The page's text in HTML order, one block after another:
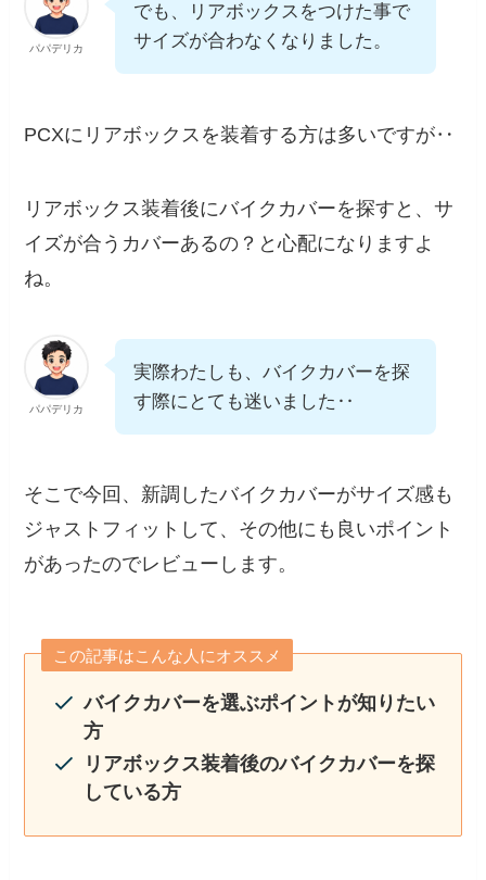
パパデリカ
でも、リアボックスをつけた事で
サイズが合わなくなりました。
PCXにリアボックスを装着する方は多いですが‥
リアボックス装着後にバイクカバーを探すと、サ
イズが合うカバーあるの？と心配になりますよ
ね。
パパデリカ
実際わたしも、バイクカバーを探
す際にとても迷いました‥
そこで今回、新調したバイクカバーがサイズ感も
ジャストフィットして、その他にも良いポイント
があったのでレビューします。
この記事はこんな人にオススメ
バイクカバーを選ぶポイントが知りたい
方
リアボックス装着後のバイクカバーを探
している方